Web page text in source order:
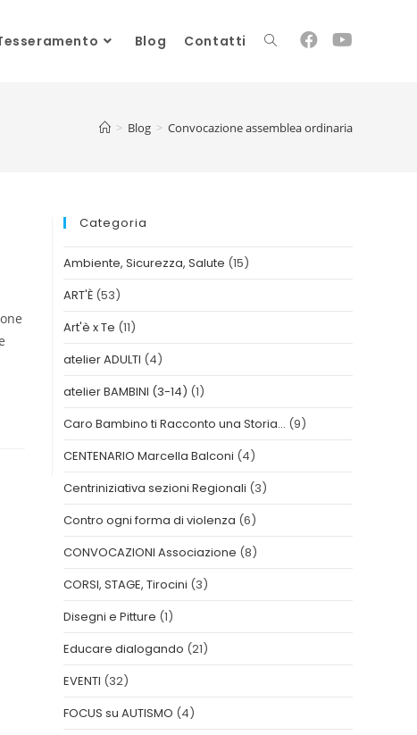
Blog Contatti
> Blog > Convocazione assemblea ordinaria
Categoria
Ambiente, Sicurezza, Salute (15)
ART'È (53)
Art'è x Te (11)
atelier ADULTI (4)
atelier BAMBINI (3-14) (1)
Caro Bambino ti Racconto una Storia… (9)
CENTENARIO Marcella Balconi (4)
Centriniziativa sezioni Regionali (3)
Contro ogni forma di violenza (6)
CONVOCAZIONI Associazione (8)
CORSI, STAGE, Tirocini (3)
Disegni e Pitture (1)
Educare dialogando (21)
EVENTI (32)
FOCUS su AUTISMO (4)